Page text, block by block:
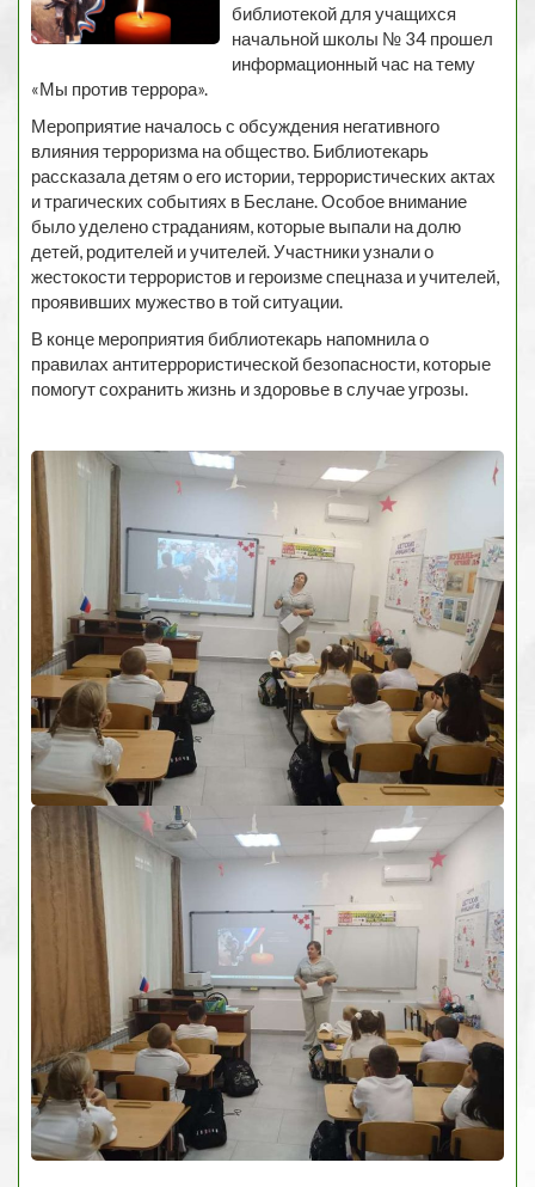
библиотекой для учащихся
начальной школы № 34 прошел
информационный час на тему
«Мы против террора».
Мероприятие началось с обсуждения негативного
влияния терроризма на общество. Библиотекарь
рассказала детям о его истории, террористических актах
и трагических событиях в Беслане. Особое внимание
было уделено страданиям, которые выпали на долю
детей, родителей и учителей. Участники узнали о
жестокости террористов и героизме спецназа и учителей,
проявивших мужество в той ситуации.
В конце мероприятия библиотекарь напомнила о
правилах антитеррористической безопасности, которые
помогут сохранить жизнь и здоровье в случае угрозы.